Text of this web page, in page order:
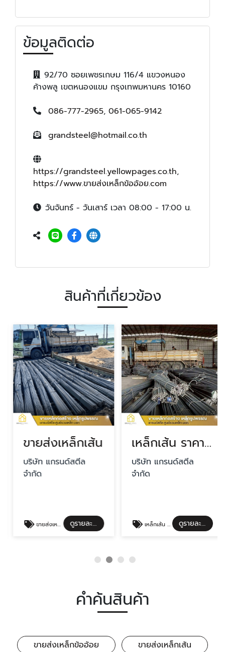
ข้อมูลติดต่อ
92/70 ซอยเพชรเกษม 116/4 แขวงหนอง
ค้างพลู เขตหนองแขม กรุงเทพมหานคร 10160
086-777-2965, 061-065-9142
grandsteel@hotmail.co.th
https://grandsteel.yellowpages.co.th,
https://www.ขายส่งเหล็กข้ออ้อย.com
วันจันทร์ - วันเสาร์ เวลา 08:00 - 17:00 น.
สินค้าที่เกี่ยวข้อง
ขายส่งเหล็กเส้น
บริษัท แกรนด์สตีล
จำกัด
ขายส่งเหล็กเส้น ดูรายละเอียด
เหล็กเส้น ราคาถูก
บริษัท แกรนด์สตีล
จำกัด
เหล็กเส้น ราคาถูก ดูรายละเอียด
คำค้นสินค้า
ขายส่งเหล็กข้ออ้อย
ขายส่งเหล็กเส้น